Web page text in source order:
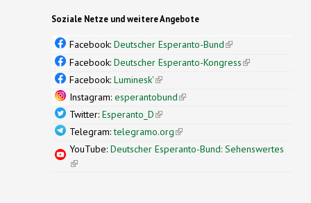
Soziale Netze und weitere Angebote
Facebook: Deutscher Esperanto-Bund(link is
external)
Facebook: Deutscher Esperanto-Kongress(link is
Facebook: Luminesk'(link is external)
Instagram: esperantobund(link is external)
Twitter: Esperanto_D(link is external)
Telegram:telegramo.org(link is external)
YouTube: Deutscher Esperanto-Bund: Sehenswertes
(link is external)